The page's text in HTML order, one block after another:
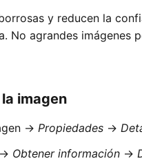
y reducen la
No agrandes imágenes
imagen
→ Propiedades →
Obtener información →